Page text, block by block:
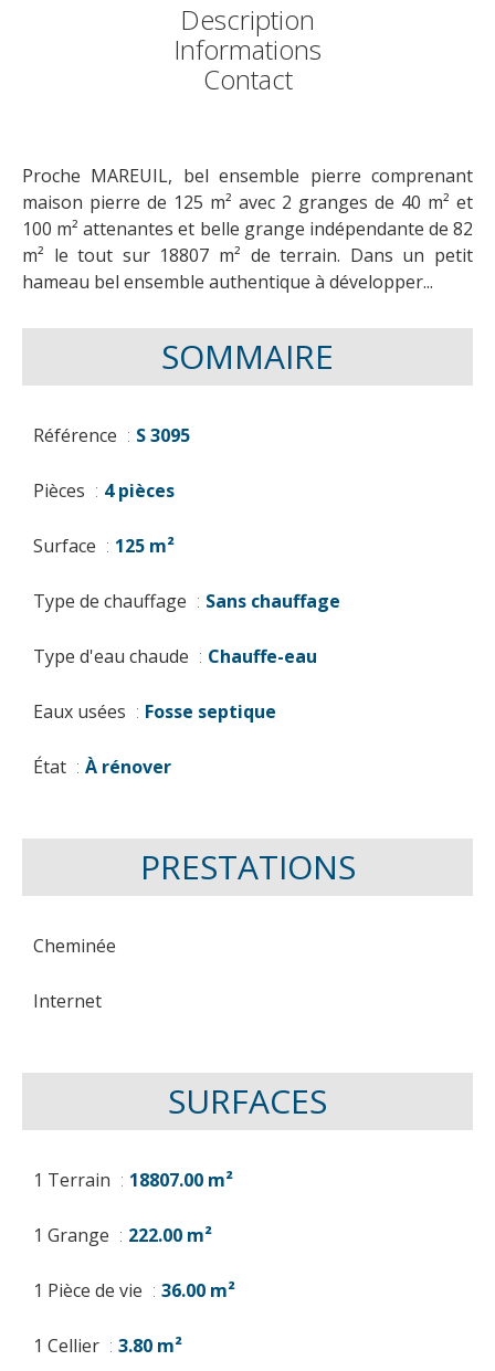
Description
Informations
Contact
Proche MAREUIL, bel ensemble pierre comprenant
maison pierre de 125 m² avec 2 granges de 40 m² et
100 m² attenantes et belle grange indépendante de 82
m² le tout sur 18807 m² de terrain. Dans un petit
hameau bel ensemble authentique à développer...
SOMMAIRE
Référence S 3095
Pièces 4 pièces
Surface 125 m²
Type de chauffage Sans chauffage
Type d'eau chaude Chauffe-eau
Eaux usées Fosse septique
État À rénover
PRESTATIONS
Cheminée
Internet
SURFACES
1 Terrain 18807.00 m²
1 Grange 222.00 m²
1 Pièce de vie 36.00 m²
1 Cellier 3.80 m²